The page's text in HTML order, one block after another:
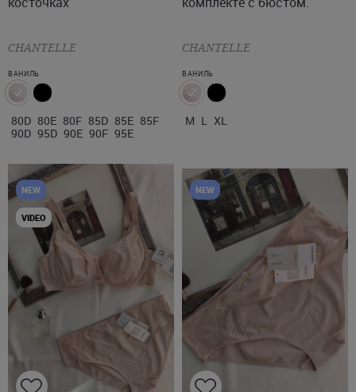
CHANTELLE
ВАНИЛЬ
80D 80E 80F 85D 85E 85F
90D 95D 90E 90F 95E
CHANTELLE
ВАНИЛЬ
M L XL
NEW
VIDEO
NEW